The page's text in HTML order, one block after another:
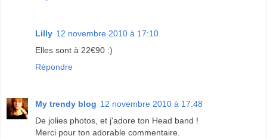
Lilly 12 novembre 2010 à 17:10
Elles sont à 22€90 :)
Répondre
My trendy blog 12 novembre 2010 à 17:48
De jolies photos, et j'adore ton Head band !
Merci pour ton adorable commentaire.